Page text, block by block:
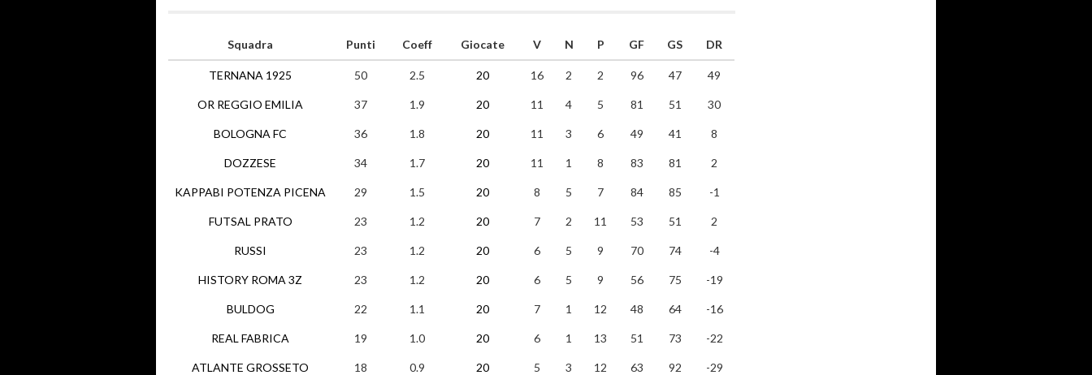
Squadra
TERNANA 1925
OR REGGIO EMILIA
BOLOGNA FC
DOZZESE
KAPPABI POTENZA PICENA
FUTSAL PRATO
RUSSI
HISTORY ROMA 3Z
BULDOG
REAL FABRICA
ATLANTE GROSSETO
Punti Coeff Giocate V N P GF GS DR
50 2.5 20 16 2 2 96 47 49
37 1.9 20 11 4 5 81 51 30
36 1.8 20 11 3 6 49 41 8
34 1.7 20 11 1 8 83 81 2
29 1.5 20 8 5 7 84 85 -1
23 1.2 20 7 2 11 53 51 2
23 1.2 20 6 5 9 70 74 -4
23 1.2 20 6 5 9 56 75 -19
22 1.1 20 7 1 12 48 64 -16
19 1.0 20 6 1 13 51 73 -22
18 0.9 20 5 3 12 63 92 -29